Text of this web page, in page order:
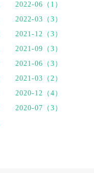
2022-06（1）
2022-03（3）
2021-12（3）
2021-09（3）
2021-06（3）
2021-03（2）
2020-12（4）
2020-07（3）